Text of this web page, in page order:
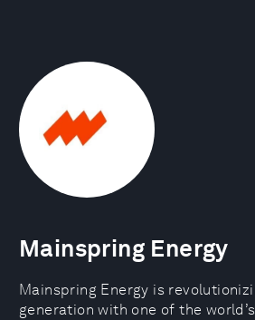
Mainspring Energy
Mainspring Energy is
generation with one of the